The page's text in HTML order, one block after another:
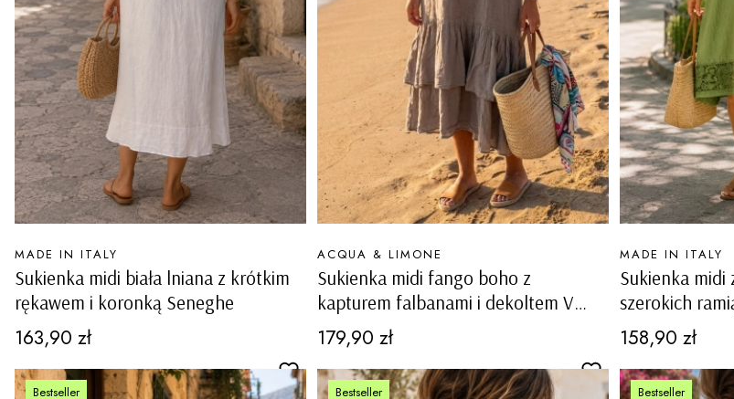
Sukienka midi biała lniana z krótkim
rękawem i koronką Seneghe
PRODUCENT
MADE IN ITALY
Cena
163,90 zł
Sukienka midi fango boho z
kapturem falbanami i dekoltem V
Lavaiano
PRODUCENT
ACQUA & LIMONE
Cena
179,90 zł
Sukienka midi
szerokich
dekoltem i
Carovigno
PRODUCENT
MADE IN ITALY
Cena
158,90 zł
Bestseller Bestseller Bestseller